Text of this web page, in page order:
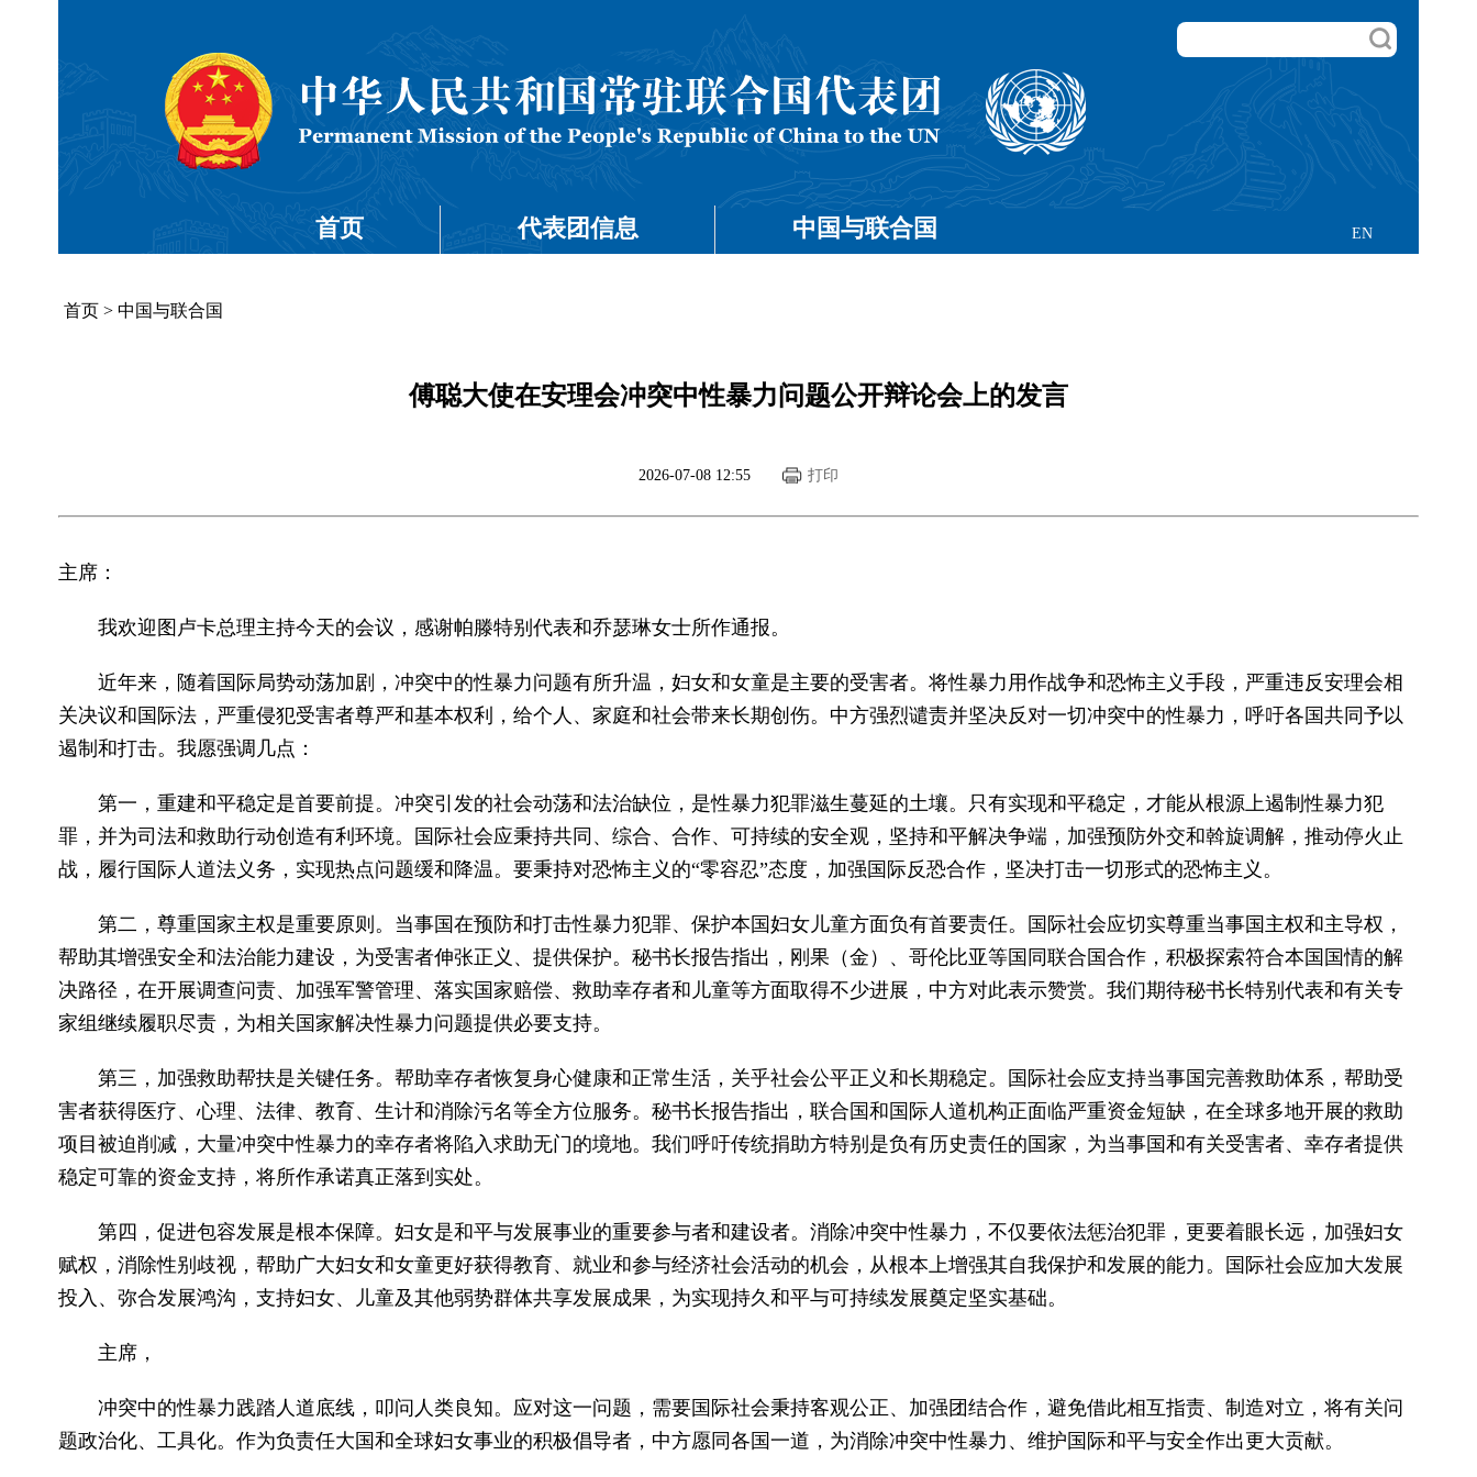
EN
首页 代表团信息 中国与联合国
首页 > 中国与联合国
傅聪大使在安理会冲突中性暴力问题公开辩论会上的发言
2026-07-08 12:55 打印
主席：
我欢迎图卢卡总理主持今天的会议，感谢帕滕特别代表和乔瑟琳女士所作通报。
近年来，随着国际局势动荡加剧，冲突中的性暴力问题有所升温，妇女和女童是主要的受害者。将性暴力用作战争和恐怖主义手段，严重违反安理会相
关决议和国际法，严重侵犯受害者尊严和基本权利，给个人、家庭和社会带来长期创伤。中方强烈谴责并坚决反对一切冲突中的性暴力，呼吁各国共同予以
遏制和打击。我愿强调几点：
第一，重建和平稳定是首要前提。冲突引发的社会动荡和法治缺位，是性暴力犯罪滋生蔓延的土壤。只有实现和平稳定，才能从根源上遏制性暴力犯
罪，并为司法和救助行动创造有利环境。国际社会应秉持共同、综合、合作、可持续的安全观，坚持和平解决争端，加强预防外交和斡旋调解，推动停火止
战，履行国际人道法义务，实现热点问题缓和降温。要秉持对恐怖主义的“零容忍”态度，加强国际反恐合作，坚决打击一切形式的恐怖主义。
第二，尊重国家主权是重要原则。当事国在预防和打击性暴力犯罪、保护本国妇女儿童方面负有首要责任。国际社会应切实尊重当事国主权和主导权，
帮助其增强安全和法治能力建设，为受害者伸张正义、提供保护。秘书长报告指出，刚果（金）、哥伦比亚等国同联合国合作，积极探索符合本国国情的解
决路径，在开展调查问责、加强军警管理、落实国家赔偿、救助幸存者和儿童等方面取得不少进展，中方对此表示赞赏。我们期待秘书长特别代表和有关专
家组继续履职尽责，为相关国家解决性暴力问题提供必要支持。
第三，加强救助帮扶是关键任务。帮助幸存者恢复身心健康和正常生活，关乎社会公平正义和长期稳定。国际社会应支持当事国完善救助体系，帮助受
害者获得医疗、心理、法律、教育、生计和消除污名等全方位服务。秘书长报告指出，联合国和国际人道机构正面临严重资金短缺，在全球多地开展的救助
项目被迫削减，大量冲突中性暴力的幸存者将陷入求助无门的境地。我们呼吁传统捐助方特别是负有历史责任的国家，为当事国和有关受害者、幸存者提供
稳定可靠的资金支持，将所作承诺真正落到实处。
第四，促进包容发展是根本保障。妇女是和平与发展事业的重要参与者和建设者。消除冲突中性暴力，不仅要依法惩治犯罪，更要着眼长远，加强妇女
赋权，消除性别歧视，帮助广大妇女和女童更好获得教育、就业和参与经济社会活动的机会，从根本上增强其自我保护和发展的能力。国际社会应加大发展
投入、弥合发展鸿沟，支持妇女、儿童及其他弱势群体共享发展成果，为实现持久和平与可持续发展奠定坚实基础。
主席，
冲突中的性暴力践踏人道底线，叩问人类良知。应对这一问题，需要国际社会秉持客观公正、加强团结合作，避免借此相互指责、制造对立，将有关问
题政治化、工具化。作为负责任大国和全球妇女事业的积极倡导者，中方愿同各国一道，为消除冲突中性暴力、维护国际和平与安全作出更大贡献。